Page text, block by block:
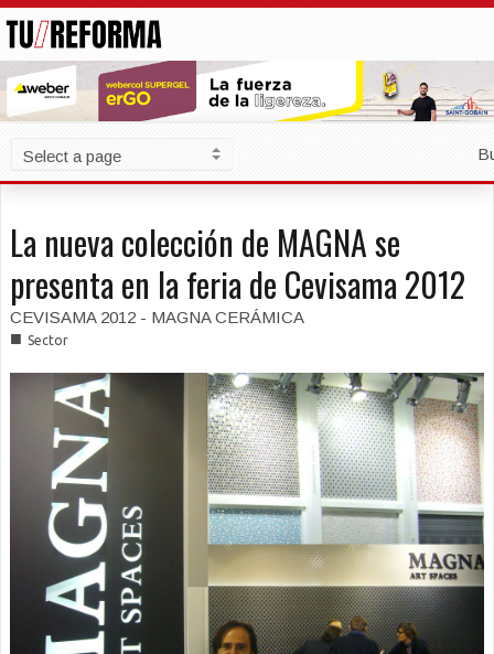
La nueva colección de MAGNA se
presenta en la feria de Cevisama 2012
CEVISAMA 2012 - MAGNA CERÁMICA
■ Sector